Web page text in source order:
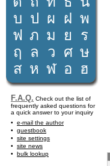
บ ป ผ ฝ พ
ฟ ภ ม ย
ร
ฤ
ล ว ศ ษ
ส ห ฬ อ ฮ
F.A.Q. Check out the list of
frequently asked questions for
a quick answer to your inquiry
e-mail the author
guestbook
site settings
site news
bulk lookup